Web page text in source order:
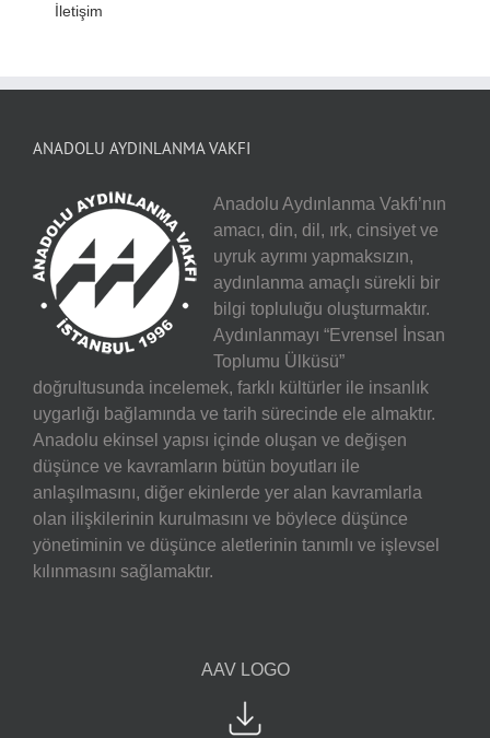
İletişim
ANADOLU AYDINLANMA VAKFI
Anadolu Aydınlanma Vakfı’nın
amacı, din, dil, ırk, cinsiyet ve
uyruk ayrımı yapmaksızın,
aydınlanma amaçlı sürekli bir
bilgi topluluğu oluşturmaktır.
Aydınlanmayı “Evrensel İnsan
Toplumu Ülküsü”
doğrultusunda incelemek, farklı kültürler ile insanlık
uygarlığı bağlamında ve tarih sürecinde ele almaktır.
Anadolu ekinsel yapısı içinde oluşan ve değişen
düşünce ve kavramların bütün boyutları ile
anlaşılmasını, diğer ekinlerde yer alan kavramlarla
olan ilişkilerinin kurulmasını ve böylece düşünce
yönetiminin ve düşünce aletlerinin tanımlı ve işlevsel
kılınmasını sağlamaktır.
AAV LOGO